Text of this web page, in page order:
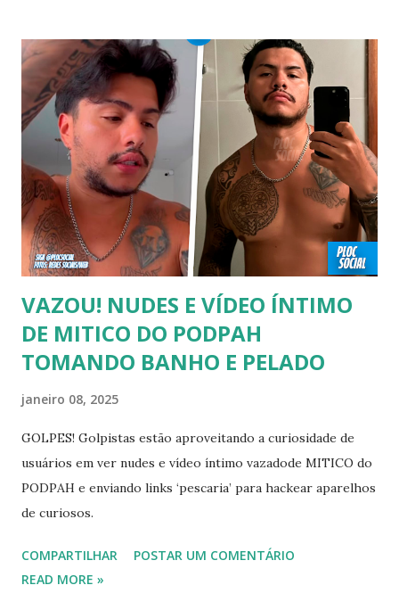
00:04 Abertura do vídeo: 00:15 AVISO 00:18 Não é
recomendado “retirar alguém do armário”, sexualidade e
tempo é algo particular de cada indivíduo, cabendo somente
a ele sair ou não. As pessoas mencionadas nesse vídeo
escolheram ser públicas e antes deste TODAS já tiveram a
sexualidade exposta. MAIORES DE 60 ANOS Tuca Andrada
00:41 Famosos foi flagrado beijando outro homem no
carnaval do Rio Alexandre Frota 00:56 Ator se diz hetero,
mas fez filmes com tr...
VAZOU! NUDES E VÍDEO ÍNTIMO
DE MITICO DO PODPAH
TOMANDO BANHO E PELADO
janeiro 08, 2025
GOLPES! Golpistas estão aproveitando a curiosidade de
usuários em ver nudes e vídeo íntimo vazadode MITICO do
PODPAH e enviando links ‘pescaria’ para hackear aparelhos
de curiosos.
COMPARTILHAR
POSTAR UM COMENTÁRIO
READ MORE »